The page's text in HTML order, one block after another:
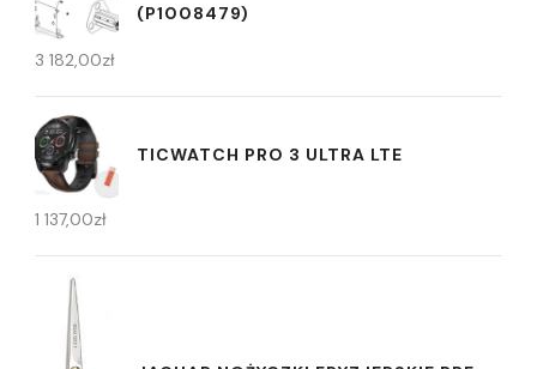
(P1008479)
3 182,00zł
TICWATCH PRO 3 ULTRA LTE
1 137,00zł